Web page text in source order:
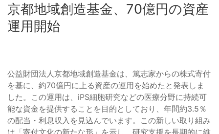
京都地域創造基金、70億円の資産
運用開始
公益財団法人京都地域創造基金は、篤志家からの株式寄付
を基に、約70億円に上る資産の運用を始めたと発表しま
した。この運用は、iPS細胞研究などの医療分野に持続可
能な資金を提供することを目的としており、年間約3.5％
の配当・利息収入を見込んでいます。この新しい取り組み
は「寄付文化の新たな形」を示し、研究支援を長期的に維